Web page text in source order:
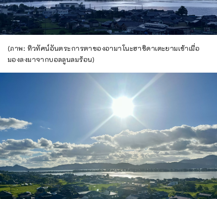
(ภาพ: ทิวทัศน์อันตระการตาของอามาโนะฮาชิดาเตะยามเช้าเมื่อ
มองลงมาจากบอลลูนลมร้อน)